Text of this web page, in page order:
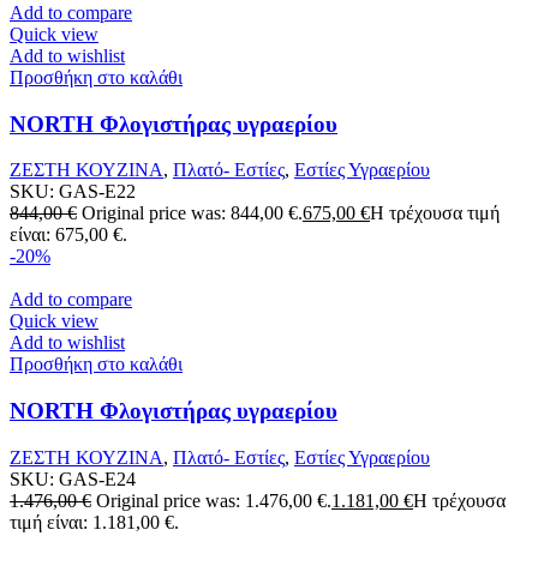
Add to compare
Quick view
Add to wishlist
Προσθήκη στο καλάθι
NORTH Φλογιστήρας υγραερίου
ΖΕΣΤΗ ΚΟΥΖΙΝΑ, Πλατό- Εστίες, Εστίες Υγραερίου
SKU: GAS-E22
844,00€ Original price was: 844,00 €.675,00 €Η τρέχουσα τιμή
είναι: 675,00 €.
-20%
Add to compare
Quick view
Add to wishlist
Προσθήκη στο καλάθι
NORTH Φλογιστήρας υγραερίου
ΖΕΣΤΗ ΚΟΥΖΙΝΑ, Πλατό- Εστίες, Εστίες Υγραερίου
SKU: GAS-E24
1.476,00€ Original price was: 1.476,00 €.1.181,00 €Η τρέχουσα
τιμή είναι: 1.181,00 €.